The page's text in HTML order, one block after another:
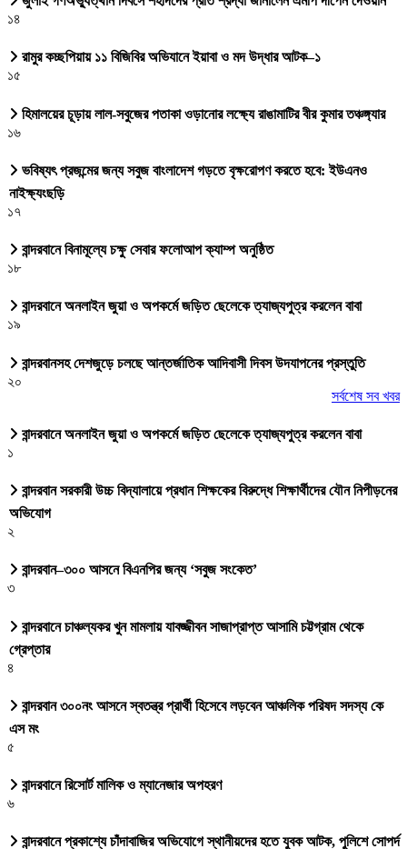
১৪
রামুর কচ্ছপিয়ায় ১১ বিজিবির অভিযানে ইয়াবা ও মদ উদ্ধার আটক–১
১৫
হিমালয়ের চূড়ায় লাল-সবুজের পতাকা ওড়ানোর লক্ষ্যে রাঙামাটির বীর কুমার তঞ্চঙ্গ্যার
১৬
ভবিষ্যৎ প্রজন্মের জন্য সবুজ বাংলাদেশ গড়তে বৃক্ষরোপণ করতে হবে: ইউএনও
নাইক্ষ্যংছড়ি
১৭
বান্দরবানে বিনামূল্যে চক্ষু সেবার ফলোআপ ক্যাম্প অনুষ্ঠিত
১৮
বান্দরবানে অনলাইন জুয়া ও অপকর্মে জড়িত ছেলেকে ত্যাজ্যপুত্র করলেন বাবা
১৯
বান্দরবানসহ দেশজুড়ে চলছে আন্তর্জাতিক আদিবাসী দিবস উদযাপনের প্রস্তুতি
২০
সর্বশেষ সব খবর
বান্দরবানে অনলাইন জুয়া ও অপকর্মে জড়িত ছেলেকে ত্যাজ্যপুত্র করলেন বাবা
১
বান্দরবান সরকারী উচ্চ বিদ্যালায়ে প্রধান শিক্ষকের বিরুদ্ধে শিক্ষার্থীদের যৌন নিপীড়নের
অভিযোগ
২
বান্দরবান–৩০০ আসনে বিএনপির জন্য ‘সবুজ সংকেত’
৩
বান্দরবানে চাঞ্চল্যকর খুন মামলায় যাবজ্জীবন সাজাপ্রাপ্ত আসামি চট্টগ্রাম থেকে
গ্রেপ্তার
৪
বান্দরবান ৩০০নং আসনে স্বতন্ত্র প্রার্থী হিসেবে লড়বেন আঞ্চলিক পরিষদ সদস্য কে
এস মং
৫
বান্দরবানে রিসোর্ট মালিক ও ম্যানেজার অপহরণ
৬
বান্দরবানে প্রকাশ্যে চাঁদাবাজির অভিযোগে স্থানীয়দের হতে যুবক আটক, পুলিশে সোপর্দ